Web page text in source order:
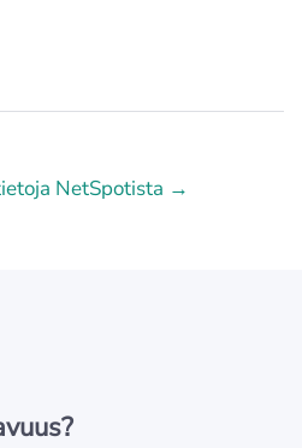
NetSpotista →